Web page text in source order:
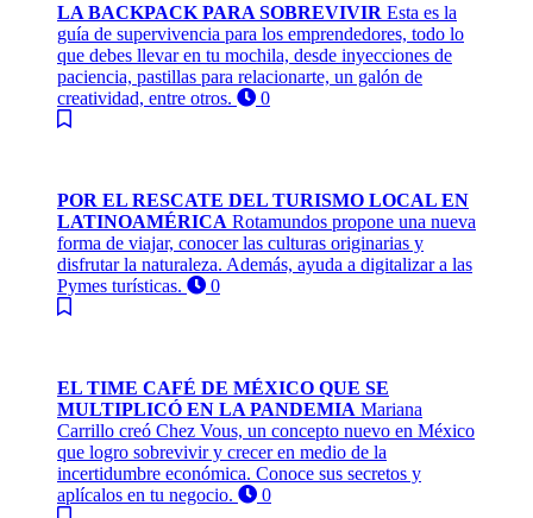
LA BACKPACK PARA SOBREVIVIR Esta es la
guía de supervivencia para los emprendedores, todo lo
que debes llevar en tu mochila, desde inyecciones de
paciencia, pastillas para relacionarte, un galón de
creatividad, entre otros.
0
POR EL RESCATE DEL TURISMO LOCAL EN
LATINOAMÉRICA Rotamundos propone una nueva
forma de viajar, conocer las culturas originarias y
disfrutar la naturaleza. Además, ayuda a digitalizar a las
Pymes turísticas.
0
EL TIME CAFÉ DE MÉXICO QUE SE
MULTIPLICÓ EN LA PANDEMIA Mariana
Carrillo creó Chez Vous, un concepto nuevo en México
que logro sobrevivir y crecer en medio de la
incertidumbre económica. Conoce sus secretos y
aplícalos en tu negocio.
0